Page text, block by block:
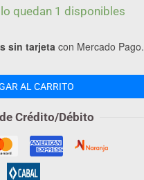
quedan 1 disponibles
sin tarjetacon Mercado Pago.
AL CARRITO
Crédito/Débito